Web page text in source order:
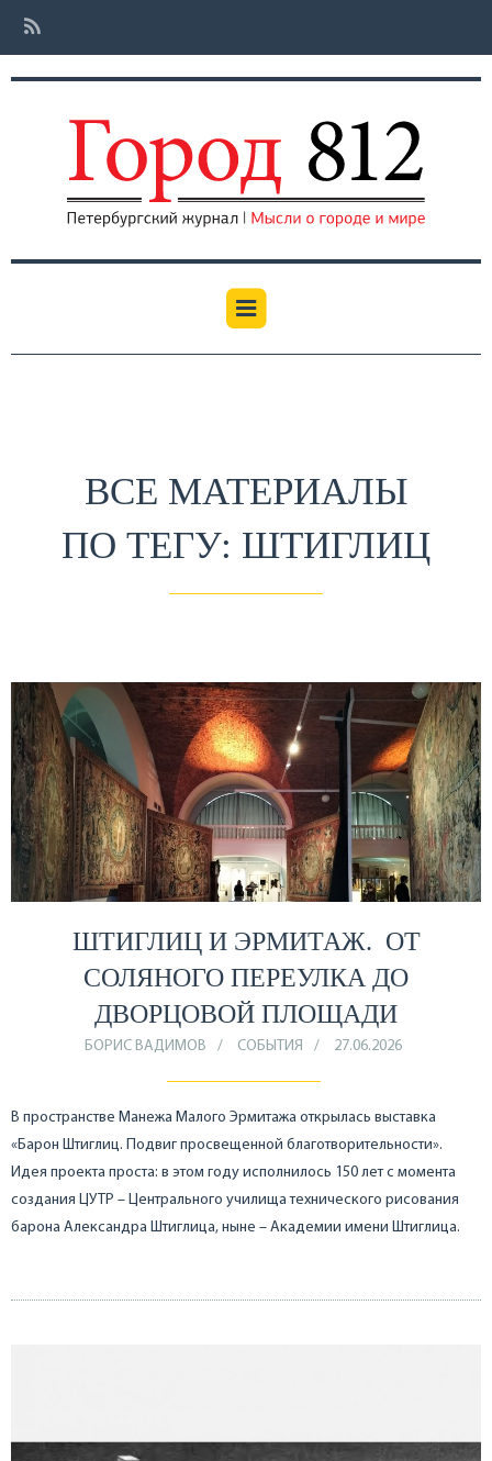
ВСЕ МАТЕРИАЛЫ
ПО ТЕГУ: ШТИГЛИЦ
ШТИГЛИЦ И ЭРМИТАЖ. ОТ
СОЛЯНОГО ПЕРЕУЛКА ДО
ДВОРЦОВОЙ ПЛОЩАДИ
БОРИС ВАДИМОВ СОБЫТИЯ 27.06.2026
В пространстве Манежа Малого Эрмитажа открылась выставка
«Барон Штиглиц. Подвиг просвещенной благотворительности».
Идея проекта проста: в этом году исполнилось 150 лет с момента
создания ЦУТР – Центрального училища технического рисования
барона Александра Штиглица, ныне – Академии имени Штиглица.